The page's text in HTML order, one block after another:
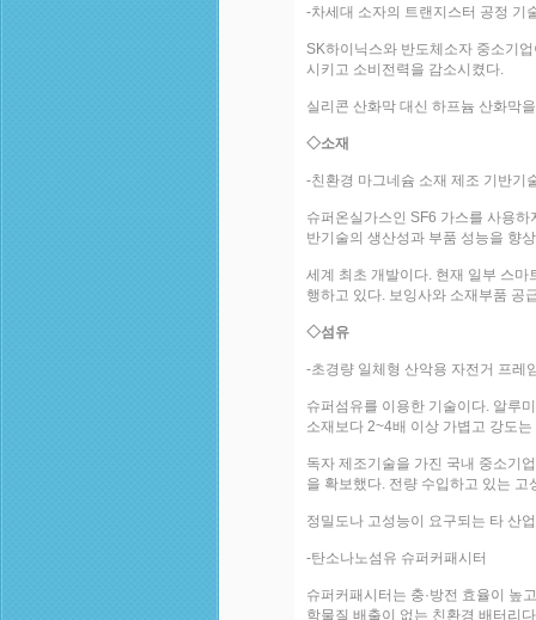
-차세대 소자의 트랜지스터 공정 기
SK하이닉스와 반도체소자 중소기
시키고 소비전력을 감소시켰다.
실리콘 산화막 대신 하프늄 산화막
◇소재
-친환경 마그네슘 소재 제조 기반기
슈퍼온실가스인 SF6 가스를 사용
반기술의 생산성과 부품 성능을 향
세계 최초 개발이다. 현재 일부 스
행하고 있다. 보잉사와 소재부품 공
◇섬유
-초경량 일체형 산악용 자전거 프레
슈퍼섬유를 이용한 기술이다. 알루
소재보다 2~4배 이상 가볍고 강도
독자 제조기술을 가진 국내 중소기
을 확보했다. 전량 수입하고 있는
정밀도나 고성능이 요구되는 타 산
-탄소나노섬유 슈퍼커패시터
슈퍼커패시터는 충·방전 효율이 높
학물질 배출이 없는 친환경 배터리